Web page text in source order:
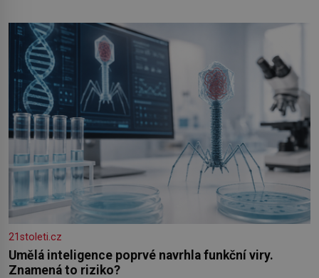
koloběžce a den zakončit poznáváním památek ve Velkých
Losinách nebo v termálním
21stoleti.cz
Umělá inteligence poprvé navrhla funkční viry.
Znamená to riziko?